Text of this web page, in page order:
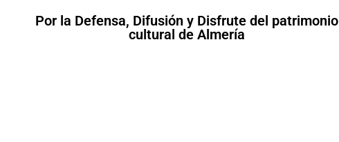
Por la Defensa, Difusión y Disfrute del patrimonio
cultural de Almería